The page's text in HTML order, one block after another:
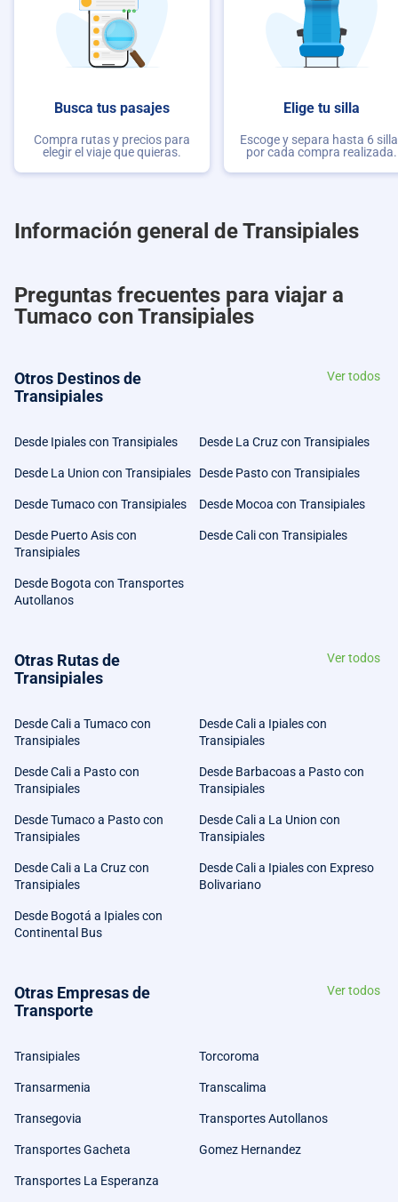
Busca tus pasajes
Compra rutas y precios para
elegir el viaje que quieras.
Elige tu silla
Escoge y separa hasta 6
por cada compra realizada.
Información general de Transipiales
Preguntas frecuentes para viajar a
Tumaco con Transipiales
Otros Destinos de
Transipiales
Ver todos
Desde Ipiales con Transipiales Desde La Cruz con Transipiales
Desde La Union con Transipiales Desde Pasto con Transipiales
Desde Tumaco con Transipiales Desde Mocoa con Transipiales
Desde Puerto Asis con
Transipiales
Desde Cali con Transipiales
Desde Bogota con Transportes
Autollanos
Otras Rutas de
Transipiales
Ver todos
Desde Cali a Tumaco con
Transipiales
Desde Cali a Ipiales con
Transipiales
Desde Cali a Pasto con
Transipiales
Desde Barbacoas a Pasto con
Transipiales
Desde Tumaco a Pasto con
Transipiales
Desde Cali a La Union con
Transipiales
Desde Cali a La Cruz con
Transipiales
Desde Cali a Ipiales con Expreso
Bolivariano
Desde Bogotá a Ipiales con
Continental Bus
Otras Empresas de
Transporte
Ver todos
Transipiales Torcoroma
Transarmenia Transcalima
Transegovia Transportes Autollanos
Transportes Gacheta Gomez Hernandez
Transportes La Esperanza